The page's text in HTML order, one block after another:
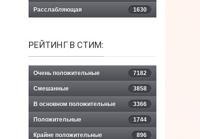
Расслабляющая 1630
РЕЙТИНГ В СТИМ:
Очень положительные 7182
Смешанные 3858
В основном положительные 3366
Положительные 1744
Крайне положительные 896